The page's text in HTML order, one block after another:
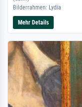
Bilderrahmen: Lydia
Mehr Details